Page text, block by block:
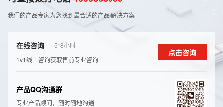
我们的产品专家为您找到最合适的产品/解决⽅案
在线咨询
5*8⼩时
1v1线上咨询获取售前专业咨询
点击咨询
产品QQ沟通群
专业产品顾问，随时随地沟通